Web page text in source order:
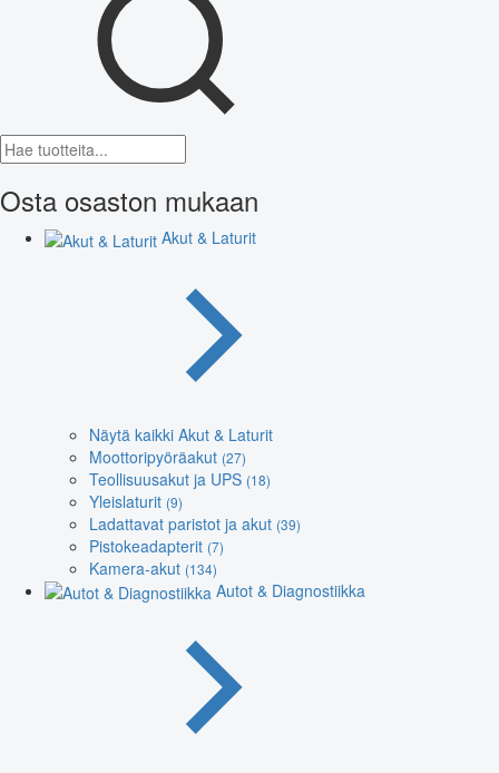
Osta osaston mukaan
Akut & Laturit
Näytä kaikki Akut & Laturit
Moottoripyöräakut (27)
Teollisuusakut ja UPS (18)
Yleislaturit (9)
Ladattavat paristot ja akut (39)
Pistokeadapterit (7)
Kamera-akut (134)
Autot & Diagnostiikka